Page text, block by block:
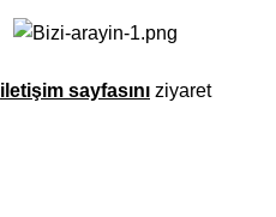
iletişim sayfasını ziyaret